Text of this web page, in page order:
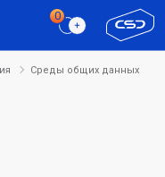
Среды общих данных